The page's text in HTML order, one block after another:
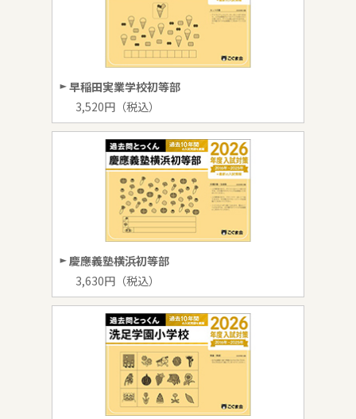
早稲田実業学校初等部
3,520円（税込）
慶應義塾横浜初等部
3,630円（税込）